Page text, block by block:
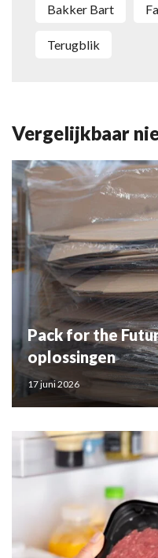
Bakker Bart
Terugblik
Vergelijkbaar
Pack for the
oplossingen
17 juni 2026